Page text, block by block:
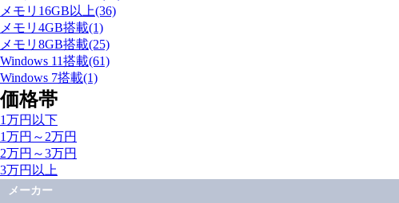
メモリ16GB以上(36)
メモリ4GB搭載(1)
メモリ8GB搭載(25)
Windows 11搭載(61)
Windows 7搭載(1)
価格帯
1万円以下
1万円～2万円
2万円～3万円
3万円以上
メーカー